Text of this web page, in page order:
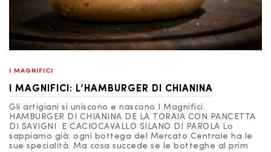
I MAGNIFICI
I MAGNIFICI: L’HAMBURGER DI CHIANINA
Gli artigiani si uniscono e nascono I Magnifici.
HAMBURGER DI CHIANINA DE LA TORAIA CON PANCETTA
DI SAVIGNI E CACIOCAVALLO SILANO DI PAROLA Lo
sappiamo già: ogni bottega del Mercato Centrale ha le
sue specialità. Ma cosa succede se le botteghe al prim